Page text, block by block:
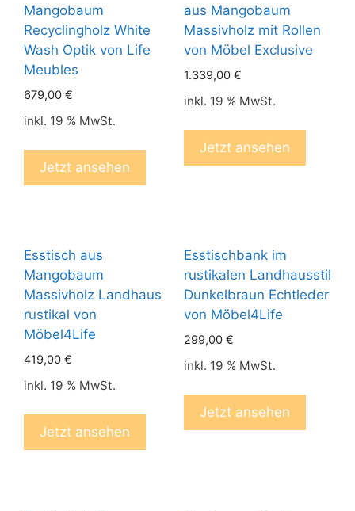
Mangobaum
Recyclingholz White
Wash Optik von Life
Meubles
679,00 €
inkl. 19 % MwSt.
Jetzt ansehen
aus Mangobaum
Massivholz mit Rollen
von Möbel Exclusive
1.339,00 €
inkl. 19 % MwSt.
Jetzt ansehen
Esstisch aus
Mangobaum
Massivholz Landhaus
rustikal von
Möbel4Life
419,00 €
inkl. 19 % MwSt.
Jetzt ansehen
Esstischbank im
rustikalen Landhausstil
Dunkelbraun Echtleder
von Möbel4Life
299,00 €
inkl. 19 % MwSt.
Jetzt ansehen